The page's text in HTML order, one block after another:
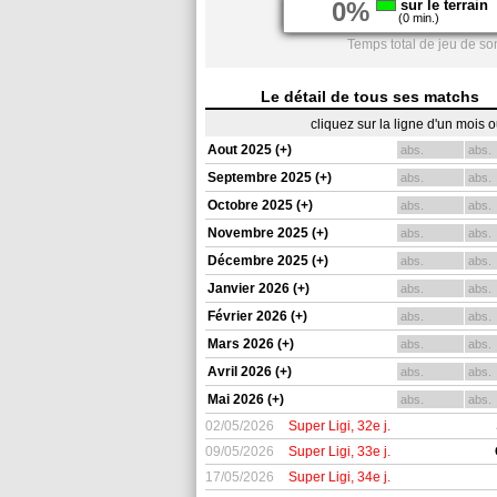
0% sur le terrain
(0 min.)
Temps total de jeu de
Le détail de tous ses matchs
cliquez sur la ligne d'un mois
Aout 2025 (+)
abs. abs.
Septembre 2025 (+) abs. abs.
Octobre 2025 (+) abs. abs.
Novembre 2025 (+) abs. abs.
Décembre 2025 (+) abs. abs.
Janvier 2026 (+) abs. abs.
Février 2026 (+) abs. abs.
Mars 2026 (+) abs. abs.
Avril 2026 (+) abs. abs.
Mai 2026 (+) abs. abs.
02/05/2026 Super Ligi, 32e j.
09/05/2026
Super Ligi, 33e j.
17/05/2026
Super Ligi, 34e j.